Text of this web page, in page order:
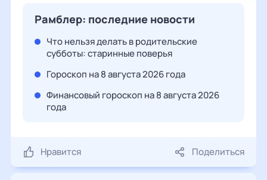
Рамблер: последние новости
Что нельзя делать в родительские
субботы: старинные поверья
Гороскоп на 8 августа 2026 года
Финансовый гороскоп на 8 августа 2026
года
Нравится Поделиться